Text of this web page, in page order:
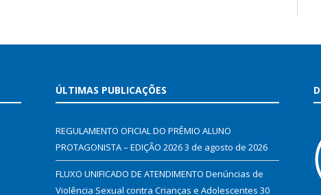
ÚLTIMAS PUBLICAÇÕES
REGULAMENTO OFICIAL DO PRÊMIO ALUNO
PROTAGONISTA – EDIÇÃO 20263 de agosto de 2026
FLUXO UNIFICADO DE ATENDIMENTO Denúncias de
Violência Sexual contra Crianças e Adolescentes 30